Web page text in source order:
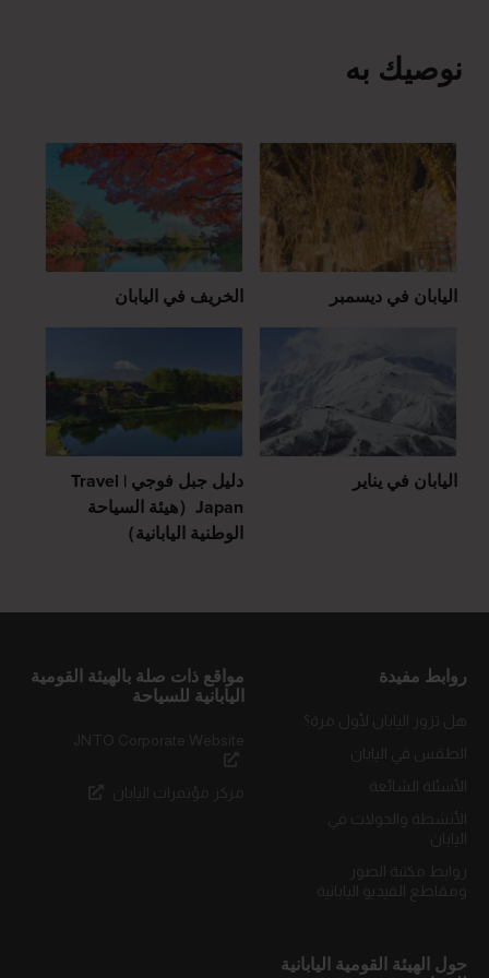
نوصيك به
اليابان في ديسمبر الخريف في اليابان
اليابان في يناير
دليل جبل فوجي | Travel
Japan（هيئة السياحة
الوطنية اليابانية）
روابط مفيدة
مواقع ذات صلة بالهيئة القومية
اليابانية للسياحة
حول الهيئة القومية اليابانية